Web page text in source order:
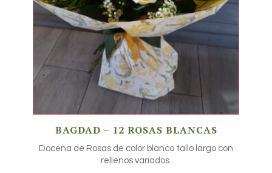
BAGDAD – 12 ROSAS BLANCAS
Docena de Rosas de color blanco tallo largo con
rellenos variados.